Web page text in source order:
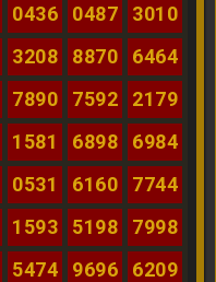
0436 0487
3010
3208 8870
6464
7890 7592
2179
1581 6898
6984
0531 6160
7744
1593 5198
7998
5474 9696
6209